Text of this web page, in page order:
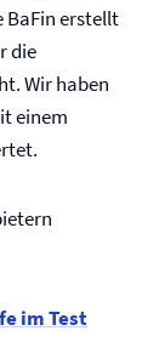
BaFin erstellt
die
Wir haben
einem
im Test